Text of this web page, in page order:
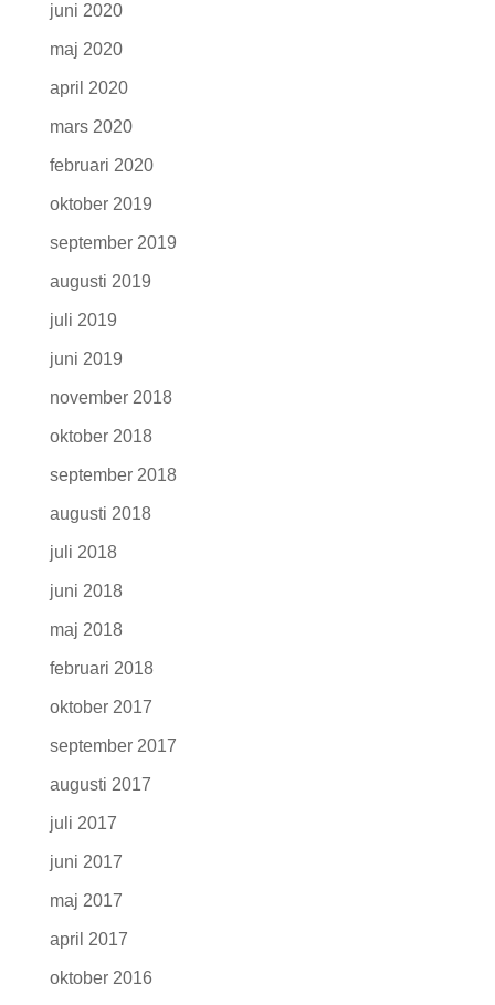
juni 2020
maj 2020
april 2020
mars 2020
februari 2020
oktober 2019
september 2019
augusti 2019
juli 2019
juni 2019
november 2018
oktober 2018
september 2018
augusti 2018
juli 2018
juni 2018
maj 2018
februari 2018
oktober 2017
september 2017
augusti 2017
juli 2017
juni 2017
maj 2017
april 2017
oktober 2016